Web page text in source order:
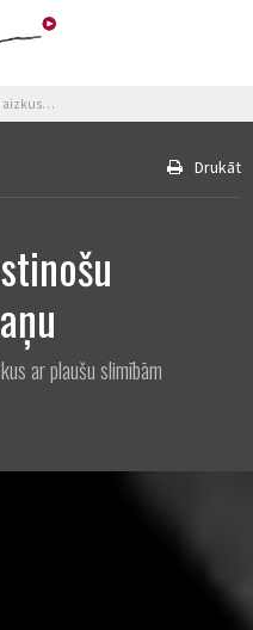
kampaņu
Drukāt
ar plaušu slimībām